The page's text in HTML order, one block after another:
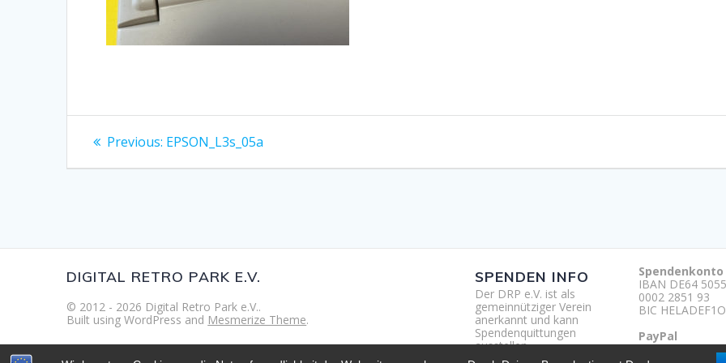
Beitragsnavigation
Previous: Previous
EPSON_L3s_05a
DIGITAL RETRO PARK E.V.
© 2012 - 2026 Digital Retro Park e.V..
Built using WordPress and Mesmerize Theme.
SPENDEN INFO
Der DRP e.V. ist als
gemeinnütziger Verein
anerkannt und kann
Spendenquittungen
ausstellen.
Spendenkonto
IBAN DE64
0002 2851 93
BIC
PayPal
http://